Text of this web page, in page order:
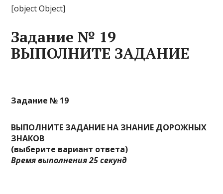
[object Object]
Задание № 19
ВЫПОЛНИТЕ ЗАДАНИЕ
Задание № 19
ВЫПОЛНИТЕ ЗАДАНИЕ НА ЗНАНИЕ ДОРОЖНЫХ
ЗНАКОВ
(выберите вариант ответа)
Время выполнения 25 секунд